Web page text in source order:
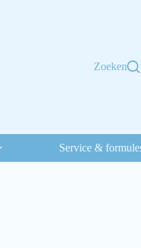
Zoeken
Service &